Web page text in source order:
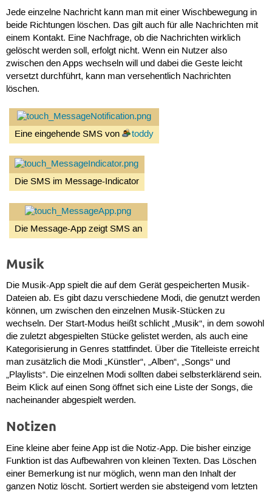
Jede einzelne Nachricht kann man mit einer Wischbewegung in
beide Richtungen löschen. Das gilt auch für alle Nachrichten mit
einem Kontakt. Eine Nachfrage, ob die Nachrichten wirklich
gelöscht werden soll, erfolgt nicht. Wenn ein Nutzer also
zwischen den Apps wechseln will und dabei die Geste leicht
versetzt durchführt, kann man versehentlich Nachrichten
löschen.
Eine eingehende SMS von toddy
Die SMS im Message-Indicator
Die Message-App zeigt SMS an
Musik
Die Musik-App spielt die auf dem Gerät gespeicherten Musik-
Dateien ab. Es gibt dazu verschiedene Modi, die genutzt werden
können, um zwischen den einzelnen Musik-Stücken zu
wechseln. Der Start-Modus heißt schlicht „Musik“, in dem sowohl
die zuletzt abgespielten Stücke gelistet werden, als auch eine
Kategorisierung in Genres stattfindet. Über die Titelleiste erreicht
man zusätzlich die Modi „Künstler“, „Alben“, „Songs“ und
„Playlists“. Die einzelnen Modi sollten dabei selbsterklärend sein.
Beim Klick auf einen Song öffnet sich eine Liste der Songs, die
nacheinander abgespielt werden.
Notizen
Eine kleine aber feine App ist die Notiz-App. Die bisher einzige
Funktion ist das Aufbewahren von kleinen Texten. Das Löschen
einer Bemerkung ist nur möglich, wenn man den Inhalt der
ganzen Notiz löscht. Sortiert werden sie absteigend vom letzten